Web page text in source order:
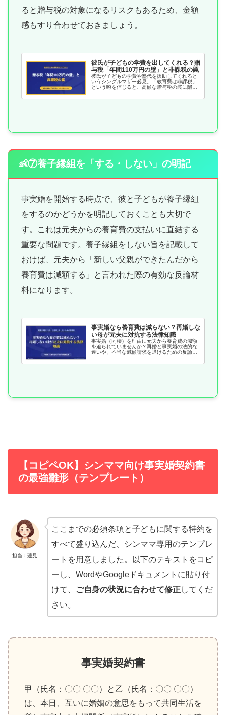
ると贈与税の対象になるリスクもあるため、金額
感もすり合わせておきましょう。
彼氏が子どもの学費を出してくれる？贈
与税「年間110万円の壁」と非課税の罠
彼氏が子どもの学費や塾代を援助してくれると
いうシングルマザー必見。「教育費は非課税」
という噂を信じると、高額な贈与税の罠に陥り
条件や、絶対に超えてはいけない「年間110万
👶⑦養子縁組を「する・しない」の明記
事実婚を開始する時点で、彼と子どもが養子縁組
をするのかどうかを明記しておくことも大切で
す。これは元夫からの養育費の支払いに直結する
重要な問題です。養子縁組をしない旨を記載して
おけば、元夫から「新しい父親ができたんだから
養育費は減額する」と言われた際の有効な反論材
料になります。
事実婚なら養育費は減らない？再婚しな
い母が元夫に対抗する法律知識
事実婚（同棲）を理由に元夫から養育費の減額
を迫られていませんか？再婚と事実婚の法的な
違いや、不当な減額請求を退けるための反論ロ
な法律知識を身につけ、冷静に対処するための
【コピペOK】シンママ向け事実婚契約書
の最強雛形（テンプレート）
担当：蓮見
ここまでの必須条項と子どもに関する特約を
すべて盛り込んだ、シンママ専用のテンプレ
ートを用意しました。以下のテキストをコピ
ーし、WordやGoogleドキュメントに貼り付
けて、
ご自身の状況に合わせて修正してくだ
さい。
事実婚契約書
甲（氏名：〇〇 〇〇）と乙（氏名：〇〇 〇〇）
は、本日、互いに婚姻の意思をもって共同生活を